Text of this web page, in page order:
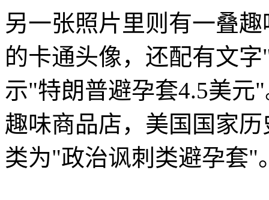
另一张照片里则有一叠
的卡通头像，还配有文
示"特朗普避孕套4.5美元
趣味商品店，美国国家
类为"政治讽刺类避孕套"